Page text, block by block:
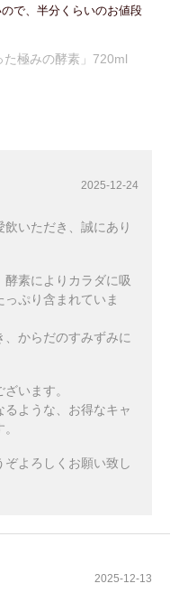
で、半分くらいのお値段
極みの酵素」720ml
2025-12-24
いただき、誠にあり
素によりカラダに吸
ぷり含まれていま
からだのすみずみに
います。
るような、お得なキャ
よろしくお願い致し
2025-12-13